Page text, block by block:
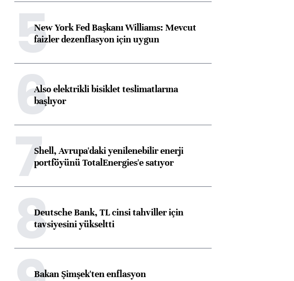
5New York Fed Başkanı Williams: Mevcut
faizler dezenflasyon için uygun
6Also elektrikli bisiklet teslimatlarına
başlıyor
7Shell, Avrupa'daki yenilenebilir enerji
portföyünü TotalEnergies'e satıyor
8Deutsche Bank, TL cinsi tahviller için
tavsiyesini yükseltti
Bakan Şimşek'ten enflasyon